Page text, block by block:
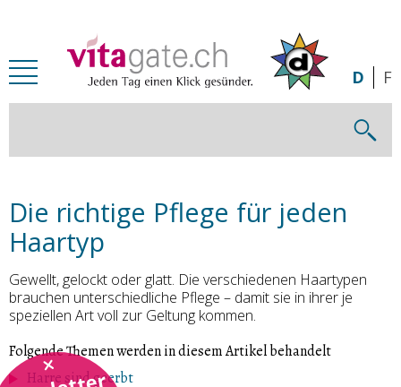
D F
Die richtige Pflege für jeden
Haartyp
Gewellt, gelockt oder glatt. Die verschiedenen Haartypen
brauchen unterschiedliche Pflege – damit sie in ihrer je
speziellen Art voll zur Geltung kommen.
Folgende Themen werden in diesem Artikel behandelt
Harre sind geerbt